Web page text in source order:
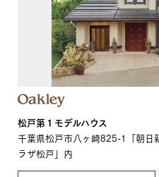
松戸第１モデルハウス
千葉県松戸市八ヶ崎825-1「朝日
ラザ松戸」内